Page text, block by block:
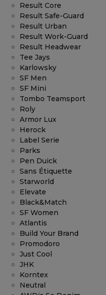
Result Core
Result Safe-Guard
Result Urban
Result Work-Guard
Result Headwear
Tee Jays
Karlowsky
SF Men
SF Mini
Tombo Teamsport
Roly
Armor Lux
Herock
Label Serie
Parks
Pen Duick
Sans Étiquette
Starworld
Elevate
Black&Match
SF Women
Atlantis
Build Your Brand
Promodoro
Just Cool
JHK
Korntex
Neutral